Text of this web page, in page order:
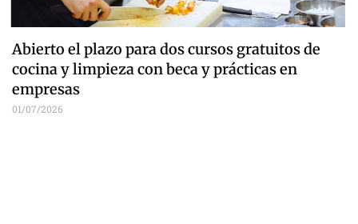
Abierto el plazo para dos cursos gratuitos de
cocina y limpieza con beca y prácticas en
empresas
01/07/2026